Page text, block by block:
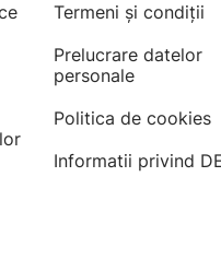
Termeni şi condiţii
Prelucrare datelor
personale
Politica de cookies
Informatii privind